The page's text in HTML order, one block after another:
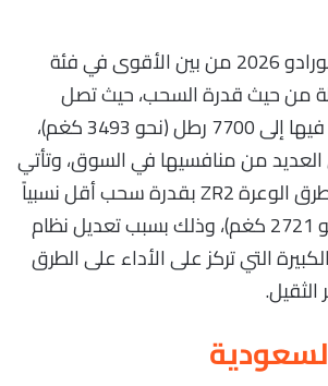
تُعتبر شيفروليه كولورادو 2026 من بين الأقوى في فئة
من حيث قدرة السحب، حيث تصل
أقصى قدرة سحب فيها إلى 7700 رطل (نحو 3493 كغم)،
من منافسيها في السوق، وتأتي
الفئة المخصصة للطرق الوعرة ZR2 بقدرة سحب أقل نسبياً
تبلغ 6000 رطل (نحو 2721 كغم)، وذلك بسبب تعديل نظام
التي تركز على الأداء على الطرق
الثقيل.